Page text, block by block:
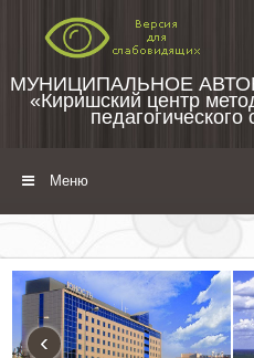
МУНИЦИПАЛЬНОЕ
«Киришский центр
Меню
‹